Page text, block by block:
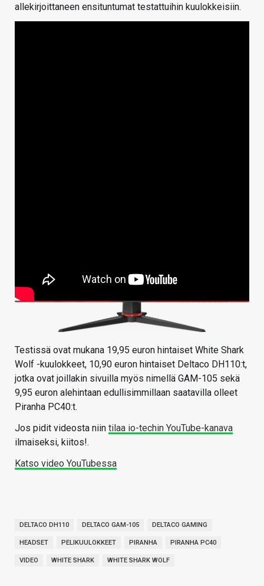
allekirjoittaneen ensituntumat testattuihin kuulokkeisiin.
Testissä ovat mukana 19,95 euron hintaiset White Shark
Wolf -kuulokkeet, 10,90 euron hintaiset Deltaco DH110:t,
jotka ovat joillakin sivuilla myös nimellä GAM-105 sekä
9,95 euron alehintaan edullisimmillaan saatavilla olleet
Piranha PC40:t.
Jos pidit videosta niin tilaa io-techin YouTube-kanava
ilmaiseksi, kiitos!.
Katso video YouTubessa
DELTACO DH110 DELTACO GAM-105 DELTACO GAMING
HEADSET PELIKUULOKKEET PIRANHA PIRANHA PC40
VIDEO WHITE SHARK WHITE SHARK WOLF